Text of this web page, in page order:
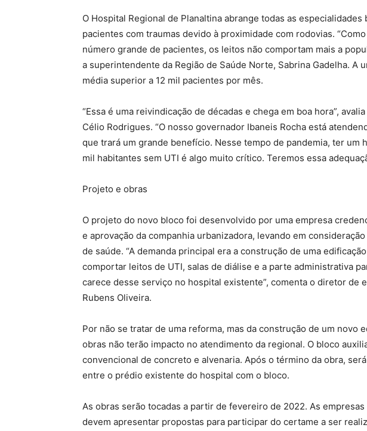
O Hospital Regional de Planaltina abrange todas as
pacientes com traumas devido à proximidade com rodovias.
número grande de pacientes, os leitos não comportam mais a
a superintendente da Região de Saúde Norte, Sabrina Gadelha. A
média superior a 12 mil pacientes por mês.
“Essa é uma reivindicação de décadas e chega em boa hora”,
Célio Rodrigues. “O nosso governador Ibaneis Rocha está
que trará um grande benefício. Nesse tempo de pandemia, ter um
mil habitantes sem UTI é algo muito crítico. Teremos essa
Projeto e obras
O projeto do novo bloco foi desenvolvido por uma empresa
e aprovação da companhia urbanizadora, levando em
de saúde. “A demanda principal era a construção de uma
comportar leitos de UTI, salas de diálise e a parte administrativa
carece desse serviço no hospital existente”, comenta o diretor de
Rubens Oliveira.
Por não se tratar de uma reforma, mas da construção de um novo
obras não terão impacto no atendimento da regional. O bloco
convencional de concreto e alvenaria. Após o término da obra,
entre o prédio existente do hospital com o bloco.
As obras serão tocadas a partir de fevereiro de 2022. As
devem apresentar propostas para participar do certame a ser